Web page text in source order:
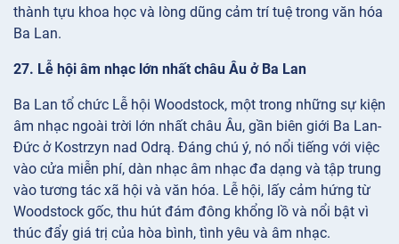
thành tựu khoa học và lòng dũng cảm trí tuệ trong văn hóa
Ba Lan.
27. Lễ hội âm nhạc lớn nhất châu Âu ở Ba Lan
Ba Lan tổ chức Lễ hội Woodstock, một trong những sự kiện
âm nhạc ngoài trời lớn nhất châu Âu, gần biên giới Ba Lan-
Đức ở Kostrzyn nad Odrą. Đáng chú ý, nó nổi tiếng với việc
vào cửa miễn phí, dàn nhạc âm nhạc đa dạng và tập trung
vào tương tác xã hội và văn hóa. Lễ hội, lấy cảm hứng từ
Woodstock gốc, thu hút đám đông khổng lồ và nổi bật vì
thúc đẩy giá trị của hòa bình, tình yêu và âm nhạc.